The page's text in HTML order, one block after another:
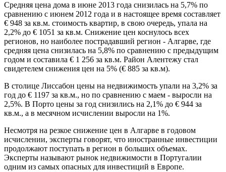
Средняя цена дома в июне 2013 года снизилась на 5,7% по
сравнению с июнем 2012 года и в настоящее время составляет
€ 948 за кв.м. стоимость квартир, в свою очередь, упала на
2,2% до € 1051 за кв.м. Снижение цен коснулось всех
регионов, но наиболее пострадавший регион - Алгарве, где
средняя цена снизилась на 5,8% по сравнению с предыдущим
годом и составила € 1 256 за кв.м. Район Алентежу стал
свидетелем снижения цен на 5% (€ 885 за кв.м).
В столице Лиссабон цены на недвижимость упали на 3,2% за
год до € 1197 за кв.м., но по сравнению с маем - выросли на
2,5%. В Порто цены за год снизились на 2,1% до € 944 за
кв.м., а в месячном исчислении выросли на 1%.
Несмотря на резкое снижение цен в Алгарве в годовом
исчислении, эксперты говорят, что иностранные инвестиции
продолжают поступать в регион в больших объемах.
Эксперты называют рынок недвижимости в Португалии
одним из самых опасных для инвестиций в Европе.